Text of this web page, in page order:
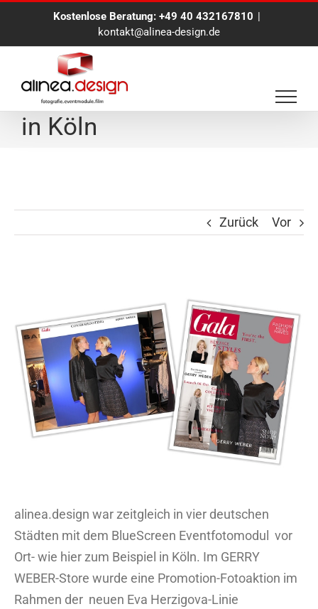
Kostenlose Beratung: +49 40 432167810 |
kontakt@alinea-design.de
BlueScreen Fotomodul
in Köln
Zurück Vor
Bild
alinea.design war zeitgleich in vier deutschen
Städten mit dem BlueScreen Eventfotomodul vor
Ort- wie hier zum Beispiel in Köln. Im GERRY
WEBER-Store wurde eine Promotion-Fotoaktion im
Rahmen der neuen Eva Herzigova-Linie